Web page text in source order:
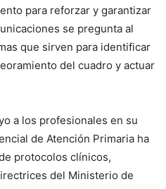
para reforzar y garantizar
se pregunta al
que sirven para identificar
del cuadro y actuar
a los profesionales en su
de Atención Primaria ha
protocolos clínicos,
del Ministerio de